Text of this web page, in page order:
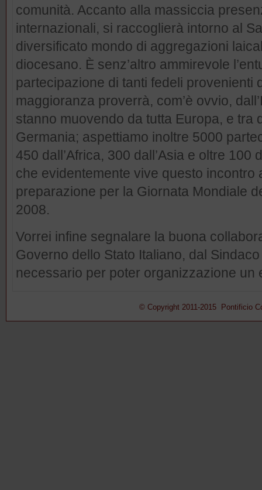
comunità. Accanto alla massiccia
internazionali, si raccoglierà intorno al
diversificato mondo di aggregazioni
diocesano. È senz’altro ammirevole
partecipazione di tanti fedeli provenienti
maggioranza proverrà, com’è ovvio,
stanno muovendo da tutta Europa, e tra
Germania; aspettiamo inoltre 5000
450 dall’Africa, 300 dall’Asia e oltre
che evidentemente vive questo incontro
preparazione per la Giornata Mondiale
2008.
Vorrei infine segnalare la buona
Governo dello Stato Italiano, dal
necessario per poter organizzazione un
© Copyright 2011-2015 Pontificio